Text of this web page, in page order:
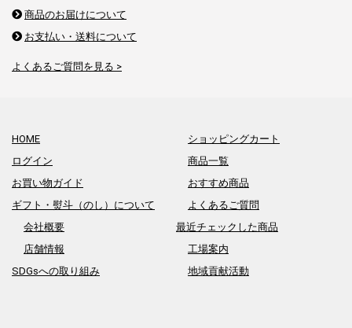
商品のお届けについて
お支払い・送料について
よくあるご質問を見る >
HOME
ショッピングカート
ログイン
商品一覧
お買い物ガイド
おすすめ商品
ギフト・熨斗（のし）について
よくあるご質問
会社概要
最近チェックした商品
店舗情報
工場案内
SDGsへの取り組み
地域貢献活動